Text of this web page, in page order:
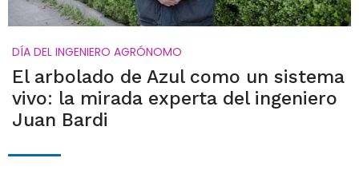
DÍA DEL INGENIERO AGRÓNOMO
El arbolado de Azul como un sistema
vivo: la mirada experta del ingeniero
Juan Bardi